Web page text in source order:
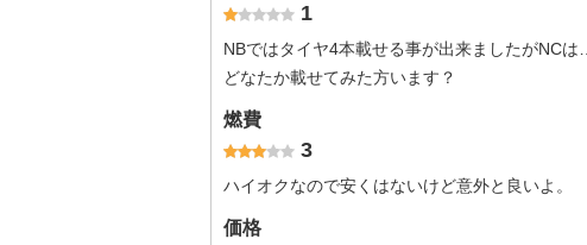
1
NBではタイヤ4本載せる事が出来ましたがNCは…
どなたか載せてみた方います？
燃費
3
ハイオクなので安くはないけど意外と良いよ。
価格